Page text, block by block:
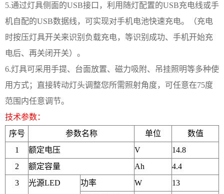
5.通过灯具侧面的USB接口，利用随灯配置的USB充电线或手
机自配的USB数据线，可实现对手机电池快速充电。（充电
时按压灯具开关来识别负载充电，等识别成功、手机开始充
电后、再关闭开关）。
6.灯具可采用手提、台面放置、磁力吸附、吊挂照明等多种使
用方式；直接转动灯头调整您所需照射角度，可任意在75度
范围内任意调节。
技术参数：
序号
参数名称 单位
数值
1
额定电压 V
14.8
2
额定容量 Ah
4.4
3
光源LED 功率 W
13